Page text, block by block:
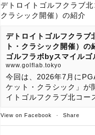
デトロイトゴルフクラブ北
クラシック開催）の紹介
デトロイトゴルフクラブ
ト・クラシック開催）
ゴルフラボbyスマイル
www.golflab.tokyo
今回は、2026年7月に
ケット・クラシック」が
イトゴルフクラブ北コー
View on Facebook · Share